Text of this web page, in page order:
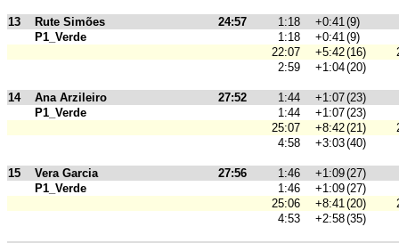
13 Rute Simões 24:57 1:18 +0:41(9)
P1_Verde
1:18 +0:41(9)
22:07
+5:42(16)
2:59
+1:04(20)
14 Ana Arzileiro 27:52 1:44 +1:07(23)
P1_Verde
1:44 +1:07(23)
25:07
+8:42(21)
4:58
+3:03(40)
15 Vera Garcia 27:56 1:46 +1:09(27)
P1_Verde
1:46 +1:09(27)
25:06
+8:41(20)
4:53
+2:58(35)